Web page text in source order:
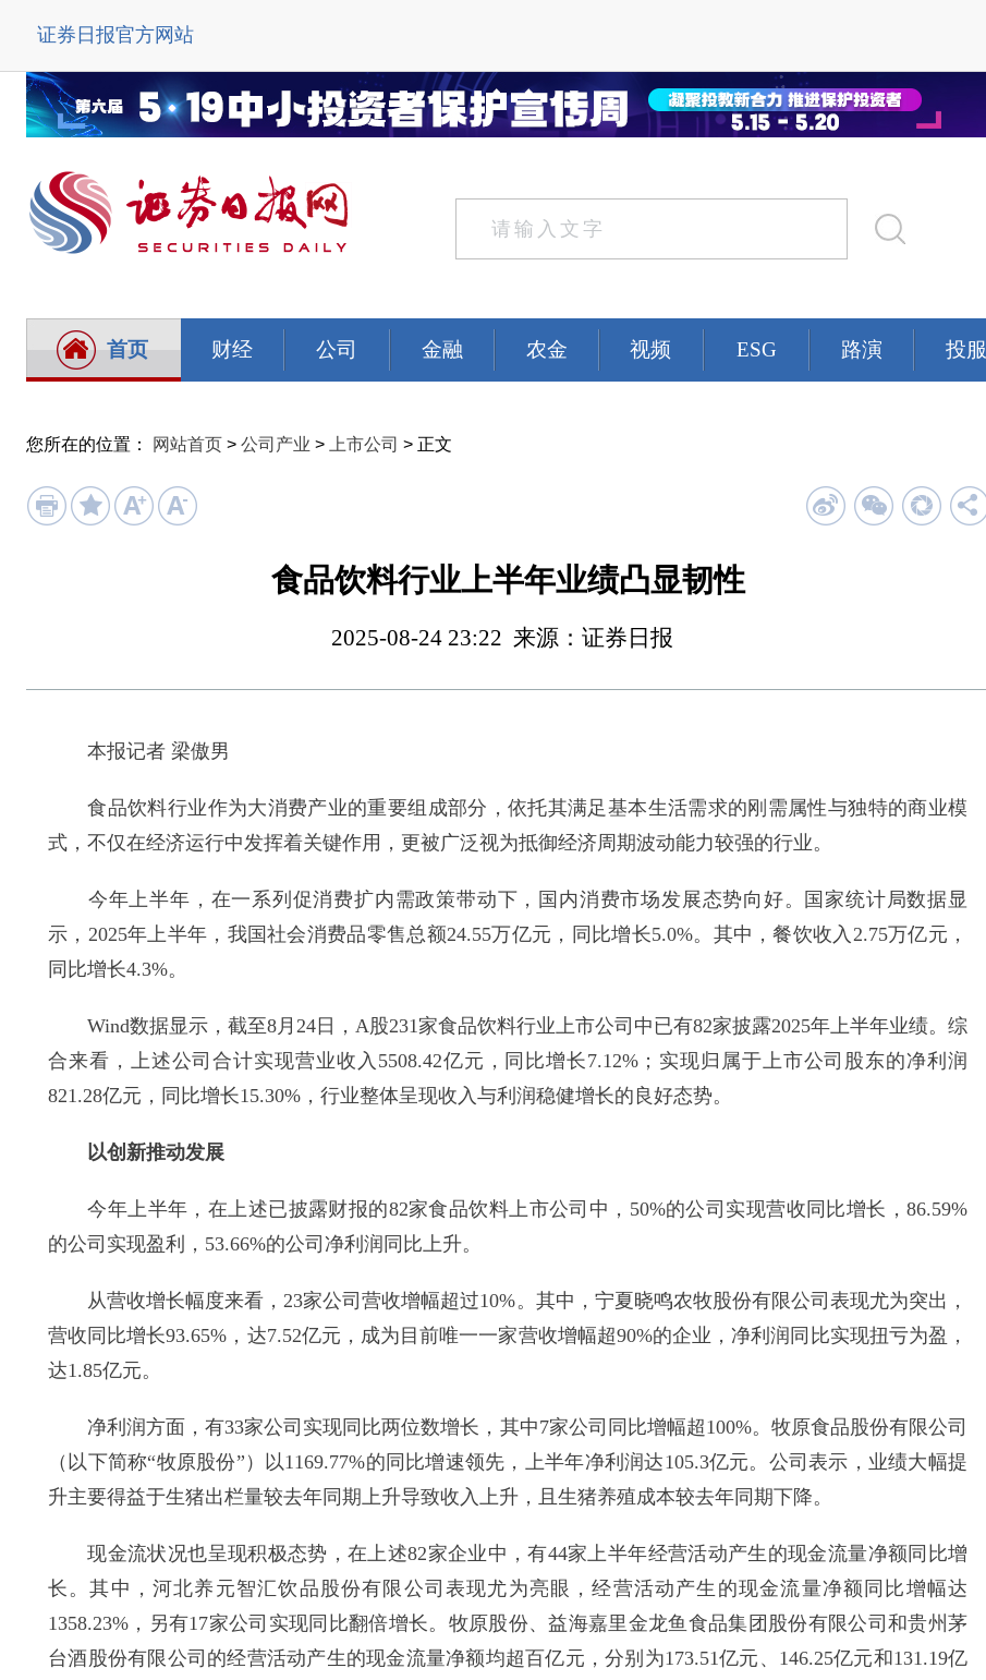
证券日报官方网站
首页 财经 公司 金融 农金 视频 ESG 路演 投服
您所在的位置： 网站首页 > 公司产业 > 上市公司 > 正文
食品饮料行业上半年业绩凸显韧性
2025-08-24 23:22 来源：证券日报
本报记者 梁傲男
食品饮料行业作为大消费产业的重要组成部分，依托其满足基本生活需求的刚需属性与独特的商业模
式，不仅在经济运行中发挥着关键作用，更被广泛视为抵御经济周期波动能力较强的行业。
今年上半年，在一系列促消费扩内需政策带动下，国内消费市场发展态势向好。国家统计局数据显
示，2025年上半年，我国社会消费品零售总额24.55万亿元，同比增长5.0%。其中，餐饮收入2.75万亿元，
同比增长4.3%。
Wind数据显示，截至8月24日，A股231家食品饮料行业上市公司中已有82家披露2025年上半年业绩。综
合来看，上述公司合计实现营业收入5508.42亿元，同比增长7.12%；实现归属于上市公司股东的净利润
821.28亿元，同比增长15.30%，行业整体呈现收入与利润稳健增长的良好态势。
以创新推动发展
今年上半年，在上述已披露财报的82家食品饮料上市公司中，50%的公司实现营收同比增长，86.59%
的公司实现盈利，53.66%的公司净利润同比上升。
从营收增长幅度来看，23家公司营收增幅超过10%。其中，宁夏晓鸣农牧股份有限公司表现尤为突出，
营收同比增长93.65%，达7.52亿元，成为目前唯一一家营收增幅超90%的企业，净利润同比实现扭亏为盈，
达1.85亿元。
净利润方面，有33家公司实现同比两位数增长，其中7家公司同比增幅超100%。牧原食品股份有限公司
（以下简称“牧原股份”）以1169.77%的同比增速领先，上半年净利润达105.3亿元。公司表示，业绩大幅提
升主要得益于生猪出栏量较去年同期上升导致收入上升，且生猪养殖成本较去年同期下降。
现金流状况也呈现积极态势，在上述82家企业中，有44家上半年经营活动产生的现金流量净额同比增
长。其中，河北养元智汇饮品股份有限公司表现尤为亮眼，经营活动产生的现金流量净额同比增幅达
1358.23%，另有17家公司实现同比翻倍增长。牧原股份、益海嘉里金龙鱼食品集团股份有限公司和贵州茅
台酒股份有限公司的经营活动产生的现金流量净额均超百亿元，分别为173.51亿元、146.25亿元和131.19亿